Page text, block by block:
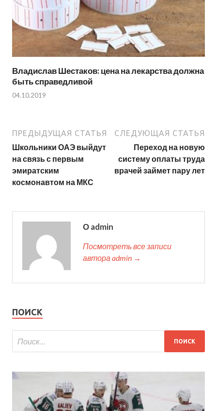
Владислав Шестаков: цена на лекарства должна
быть справедливой
04.10.2019
ПРЕДЫДУЩАЯ СТАТЬЯ
Школьники ОАЭ выйдут
на связь с первым
эмиратским
космонавтом на МКС
СЛЕДУЮЩАЯ СТАТЬЯ
Переход на новую
систему оплаты труда
врачей займет пару лет
О admin
Посмотреть все записи
автора admin →
ПОИСК